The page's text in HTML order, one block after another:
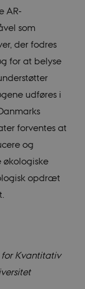
AR-
som
der fodres
for at belyse
udføres i
forventes at
og
økologiske
opdræt
for Kvantitativ